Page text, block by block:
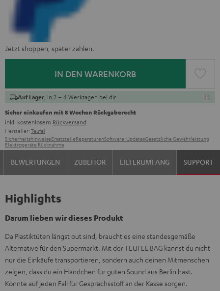
Jetzt shoppen, später zahlen.
IN DEN WARENKORB
Auf Lager , in 2 – 4 Werktagen bei dir
Sicher einkaufen mit 8 Wochen Rückgaberecht
inkl. kostenlosem Rückversand
Hersteller: Teufel
SicherheitshinweiseErsatzteileReparaturenSoftware-UpdatesGesetzliche Gewährleistung
Elektrogeräte Rücknahme
BEWERTUNGEN ZUBEHÖR LIEFERUMFANG SUPPORT
Highlights
Darum lieben wir dieses Produkt
Da Plastiktüten längst out sind, braucht es eine standesgemäße
Alternative für den Supermarkt. Mit der TEUFEL BAG kannst du nicht
nur die Einkäufe transportieren, sondern auch deinen Mitmenschen
zeigen, dass du ein Händchen für guten Sound aus Berlin hast.
Könnte auf jeden Fall für Gesprächsstoff an der Kasse sorgen.